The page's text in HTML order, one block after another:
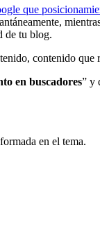
que
de tu blog.
contenido
en buscadores” y
en el tema.